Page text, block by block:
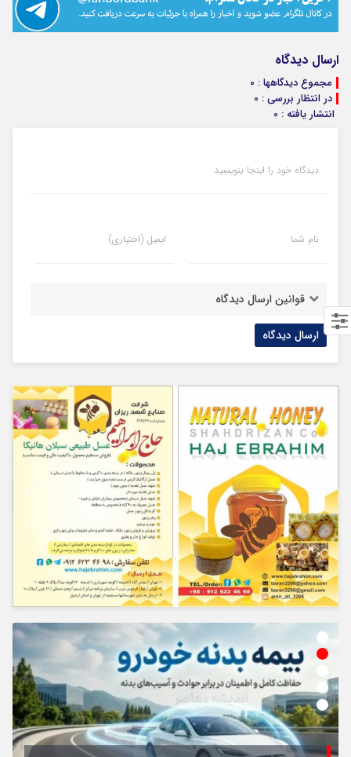
ارسال دیدگاه
مجموع دیدگاهها : 0
در انتظار بررسی : 0
انتشار یافته : 0
دیدگاه خود را اینجا بنویسید
نام شما ایمیل (اختیاری)
قوانین ارسال دیدگاه